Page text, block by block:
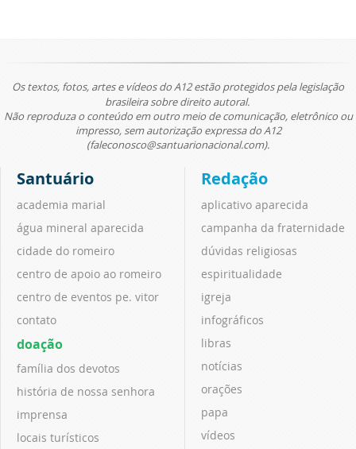
Os textos, fotos, artes e vídeos do A12 estão protegidos pela legislação
brasileira sobre direito autoral.
Não reproduza o conteúdo em outro meio de comunicação, eletrônico ou
impresso, sem autorização expressa do A12
(faleconosco@santuarionacional.com).
Santuário
academia marial
água mineral aparecida
cidade do romeiro
centro de apoio ao romeiro
centro de eventos pe. vitor
contato
doação
família dos devotos
história de nossa senhora
imprensa
locais turísticos
Redação
aplicativo aparecida
campanha da fraternidade
dúvidas religiosas
espiritualidade
igreja
infográficos
libras
notícias
orações
papa
vídeos